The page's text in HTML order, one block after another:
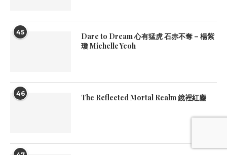
45
Dare to Dream 心有猛虎 石赤不奪 – 楊紫
瓊 Michelle Yeoh
46 The Reflected Mortal Realm 鏡裡紅塵